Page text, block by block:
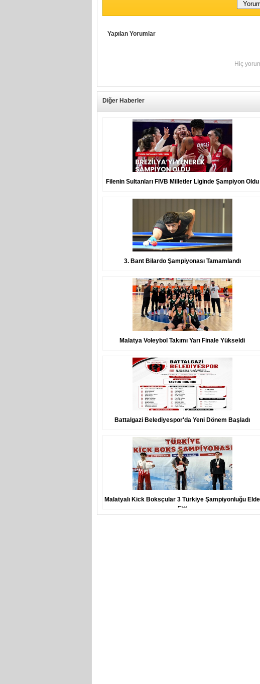
Yapılan Yorumlar
Hiç
Diğer Haberler
Filenin Sultanları FIVB Milletler Liginde Şampiyon Oldu
3. Bant Bilardo Şampiyonası Tamamlandı
Malatya Voleybol Takımı Yarı Finale Yükseldi
Battalgazi Belediyespor'da Yeni Dönem Başladı
Malatyalı Kick Boksçular 3 Türkiye Şampiyonluğu Elde
Etti